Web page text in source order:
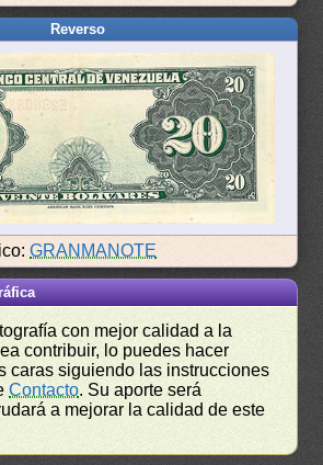
Reverso
GRANMANOTE
con mejor calidad a la
contribuir, lo puedes hacer
caras siguiendo las instrucciones
Contacto. Su aporte será
a mejorar la calidad de este